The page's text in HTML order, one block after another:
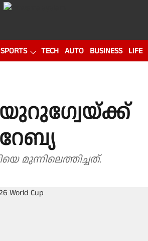
SPORTS TECH AUTO BUSINESS LIFE
യുറുഗ്വേയ്ക്ക്
മുന്നിലെത്തിച്ചത്.